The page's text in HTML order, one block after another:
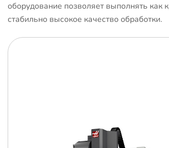
оборудование позволяет выполнять как
стабильно высокое качество обработки.